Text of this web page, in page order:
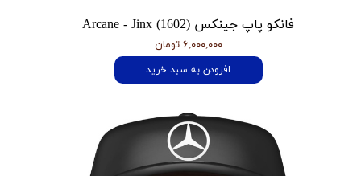
فانکو پاپ جینکس Arcane - Jinx (1602)
۶,۰۰۰,۰۰۰ تومان
افزودن به سبد خرید